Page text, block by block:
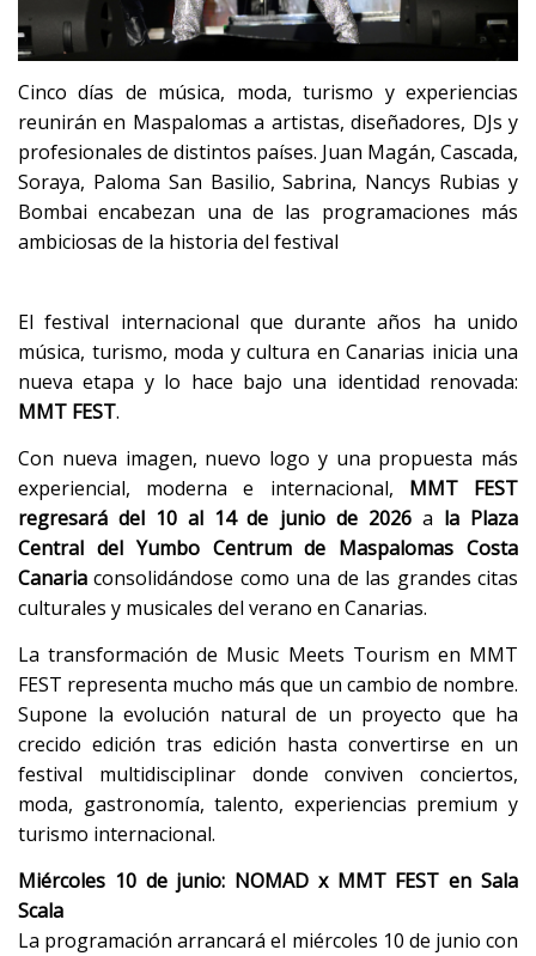
Cinco días de música, moda, turismo y experiencias
reunirán en Maspalomas a artistas, diseñadores, DJs y
profesionales de distintos países. Juan Magán, Cascada,
Soraya, Paloma San Basilio, Sabrina, Nancys Rubias y
Bombai encabezan una de las programaciones más
ambiciosas de la historia del festival
El festival internacional que durante años ha unido
música, turismo, moda y cultura en Canarias inicia una
nueva etapa y lo hace bajo una identidad renovada:
MMT FEST.
Con nueva imagen, nuevo logo y una propuesta más
experiencial, moderna e internacional, MMT FEST
regresará del 10 al 14 de junio de 2026a la Plaza
Central del Yumbo Centrum de Maspalomas Costa
Canaria consolidándose como una de las grandes citas
culturales y musicales del verano en Canarias.
La transformación de Music Meets Tourism en MMT
FEST representa mucho más que un cambio de nombre.
Supone la evolución natural de un proyecto que ha
crecido edición tras edición hasta convertirse en un
festival multidisciplinar donde conviven conciertos,
moda, gastronomía, talento, experiencias premium y
turismo internacional.
Miércoles 10 de junio: NOMAD x MMT FEST en Sala
Scala
La programación arrancará el miércoles 10 de junio con